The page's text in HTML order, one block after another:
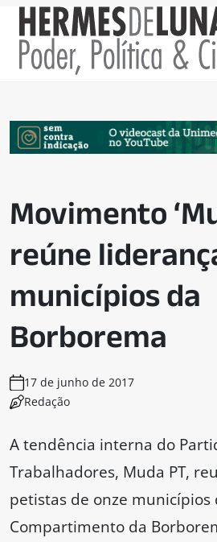
Movimento
reúne
municípios da
Borborema
17 de junho de 2017
Redação
A tendência interna do
Trabalhadores, Muda PT,
petistas de onze municípios
Compartimento da